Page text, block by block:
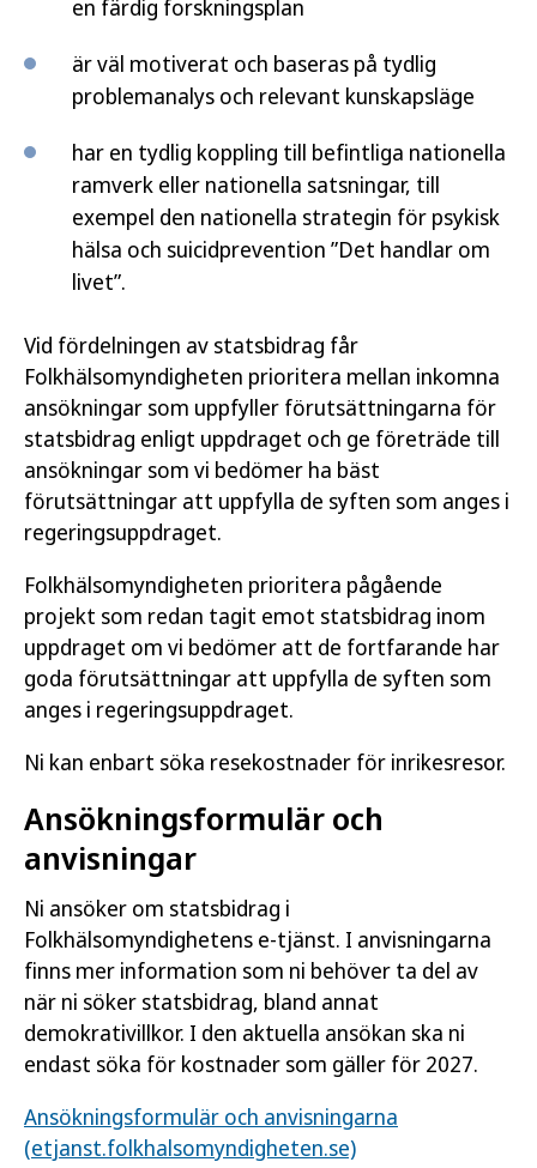
en färdig forskningsplan
är väl motiverat och baseras på tydlig
problemanalys och relevant kunskapsläge
har en tydlig koppling till befintliga nationella
ramverk eller nationella satsningar, till
exempel den nationella strategin för psykisk
hälsa och suicidprevention ”Det handlar om
livet”.
Vid fördelningen av statsbidrag får
Folkhälsomyndigheten prioritera mellan inkomna
ansökningar som uppfyller förutsättningarna för
statsbidrag enligt uppdraget och ge företräde till
ansökningar som vi bedömer ha bäst
förutsättningar att uppfylla de syften som anges i
regeringsuppdraget.
Folkhälsomyndigheten prioritera pågående
projekt som redan tagit emot statsbidrag inom
uppdraget om vi bedömer att de fortfarande har
goda förutsättningar att uppfylla de syften som
anges i regeringsuppdraget.
Ni kan enbart söka resekostnader för inrikesresor.
Ansökningsformulär och
anvisningar
Ni ansöker om statsbidrag i
Folkhälsomyndighetens e-tjänst. I anvisningarna
finns mer information som ni behöver ta del av
när ni söker statsbidrag, bland annat
demokrativillkor. I den aktuella ansökan ska ni
endast söka för kostnader som gäller för 2027.
Ansökningsformulär och anvisningarna
(etjanst.folkhalsomyndigheten.se)